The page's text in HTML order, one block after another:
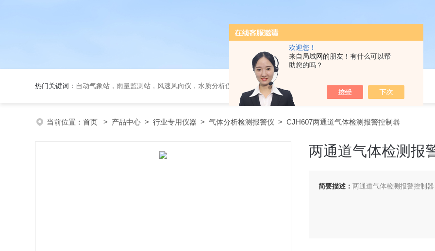
欢迎您！
来自局域网的朋友！有什么可以帮
助您的吗？
热门关键词： 自动气象站，雨量监测站，风速风向仪，水质分析仪，气体分析报警器，
当前位置： 首页 > 产品中心 > 行业专用仪器 > 气体分析检测报警仪 > CJH607两通道气体检测报警控制器
两通道气体检测报
简要描述： 两通道气体检测报警控制器